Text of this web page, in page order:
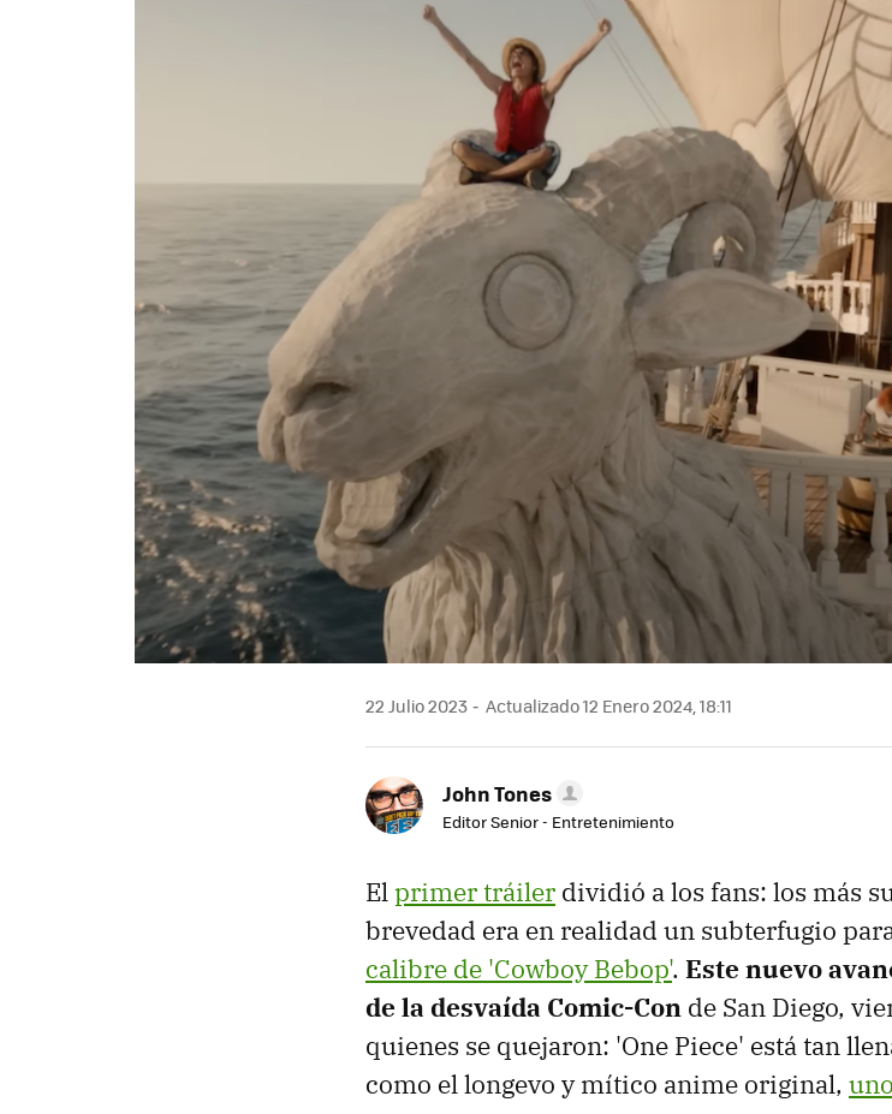
22 Julio 2023 Actualizado 12 Enero 2024, 18:11
John Tones
Editor Senior - Entretenimiento
Elprimer tráiler dividió a los fans: los más
brevedad era en realidad un subterfugio
calibre de 'Cowboy Bebop'. Este nuevo
de la desvaída Comic-Con de San Diego,
quienes se quejaron: 'One Piece' está tan
como el longevo y mítico anime original,